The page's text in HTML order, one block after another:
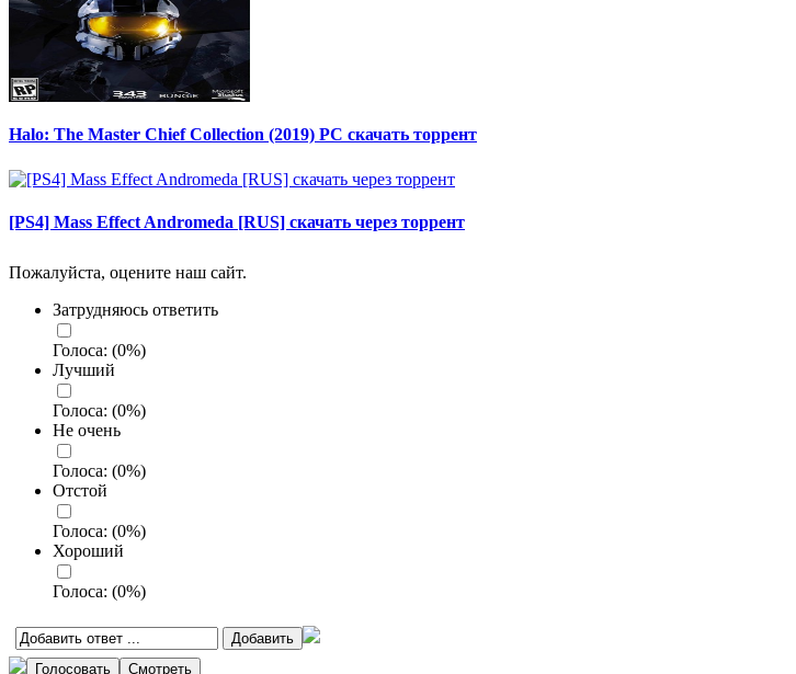
Halo: The Master Chief Collection (2019) PC скачать торрент
[PS4] Mass Effect Andromeda [RUS] скачать через торрент
Пожалуйста, оцените наш сайт.
Затрудняюсь ответить
Голоса: (0%)
Лучший
Голоса: (0%)
Не очень
Голоса: (0%)
Отстой
Голоса: (0%)
Хороший
Голоса: (0%)